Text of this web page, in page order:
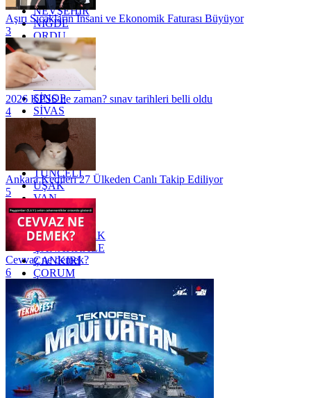
NEVŞEHİR
NİĞDE
ORDU
OSMANİYE
RİZE
SAKARYA
SAMSUN
SİNOP
SİVAS
SİİRT
TEKİRDAĞ
TOKAT
TRABZON
TUNCELİ
UŞAK
VAN
YALOVA
YOZGAT
ZONGULDAK
ÇANAKKALE
ÇANKIRI
ÇORUM
İSTANBUL
İZMİR
ŞANLIURFA
ŞIRNAK
Aşırı Sıcakların İnsani ve Ekonomik Faturası Büyüyor
3
2026 KPSS ne zaman? sınav tarihleri belli oldu
4
Ankara Kedileri 27 Ülkeden Canlı Takip Ediliyor
5
Cevvaz ne demek?
6